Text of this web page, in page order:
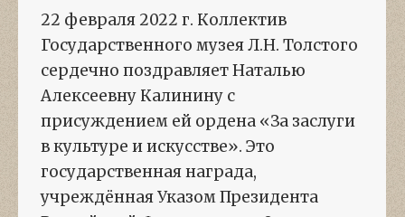
22 февраля 2022 г. Коллектив
Государственного музея Л.Н. Толстого
сердечно поздравляет Наталью
Алексеевну Калинину с
присуждением ей ордена «За заслуги
в культуре и искусстве». Это
государственная награда,
учреждённая Указом Президента